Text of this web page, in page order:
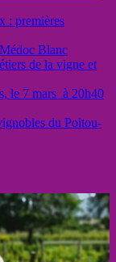
: premières
Blanc
de la vigne et
le 7 mars à 20h40
du Poitou-